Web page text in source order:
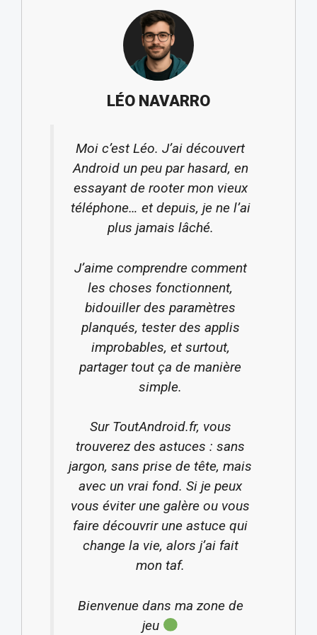
LÉO NAVARRO
Moi c’est Léo. J’ai découvert
Android un peu par hasard, en
essayant de rooter mon vieux
téléphone… et depuis, je ne l’ai
plus jamais lâché.
J’aime comprendre comment
les choses fonctionnent,
bidouiller des paramètres
planqués, tester des applis
improbables, et surtout,
partager tout ça de manière
simple.
Sur ToutAndroid.fr, vous
trouverez des astuces : sans
jargon, sans prise de tête, mais
avec un vrai fond. Si je peux
vous éviter une galère ou vous
faire découvrir une astuce qui
change la vie, alors j’ai fait
mon taf.
Bienvenue dans ma zone de
jeu